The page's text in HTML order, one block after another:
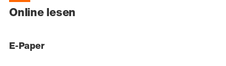
Online lesen
E-Paper